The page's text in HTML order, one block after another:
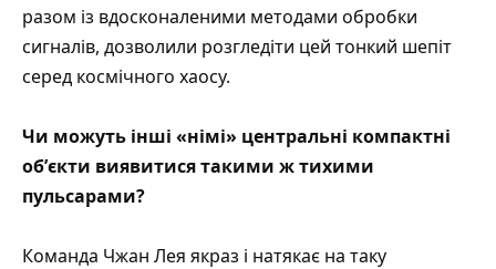
разом із вдосконаленими методами обробки
сигналів, дозволили розгледіти цей тонкий шепіт
серед космічного хаосу.
Чи можуть інші «німі» центральні компактні
обʼєкти виявитися такими ж тихими
пульсарами?
Команда Чжан Лея якраз і натякає на таку